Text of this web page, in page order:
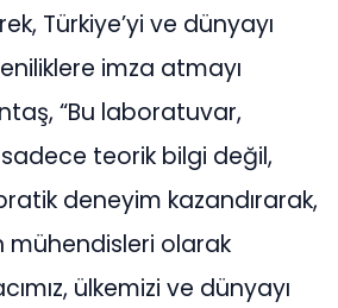
Türkiye’yi ve dünyayı
imza atmayı
“Bu laboratuvar,
teorik bilgi değil,
deneyim kazandırarak,
mühendisleri olarak
ülkemizi ve dünyayı